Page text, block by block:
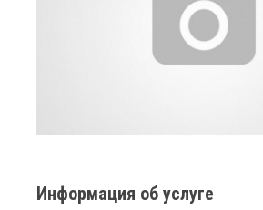
Информация об услуге